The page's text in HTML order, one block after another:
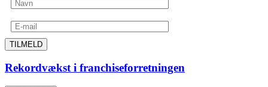
TILMELD
Rekordvækst i franchiseforretningen